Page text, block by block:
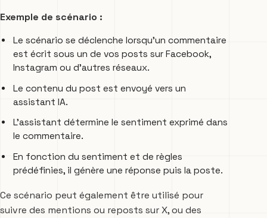
Exemple de scénario :
Le scénario se déclenche lorsqu’un commentaire
est écrit sous un de vos posts sur Facebook,
Instagram ou d’autres réseaux.
Le contenu du post est envoyé vers un
assistant IA.
L’assistant détermine le sentiment exprimé dans
le commentaire.
En fonction du sentiment et de règles
prédéfinies, il génère une réponse puis la poste.
Ce scénario peut également être utilisé pour
suivre des mentions ou reposts sur X, ou des